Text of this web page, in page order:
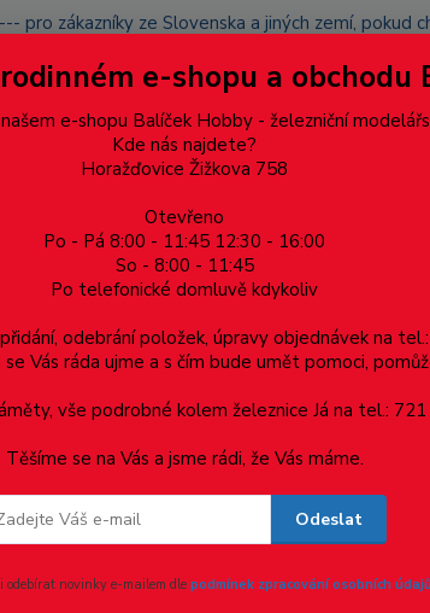
pro zákazníky ze Slovenska a jiných zemí,
bude po domluvě zaslána znovu s
na blacklist a rušeny následující objednávky.
Více
poukazy, upomínkové předměty
M10x70 mm
e-shopu a obchodu
e-shopu Balíček Hobby - železniční
Kde nás najdete?
Horažďovice Žižkova 758
Otevřeno
Po - Pá 8:00 - 11:45 12:30 - 16:00
So - 8:00 - 11:45
Po telefonické domluvě kdykoliv
odebrání položek, úpravy objednávek na
se Vás ráda ujme a s čím bude umět pomoci,
vše podrobné kolem železnice Já na tel.:
Těšíme se na Vás a jsme rádi, že Vás máme.
Odeslat
odebírat novinky e-mailem dle podmínek zpracování osobních údajů